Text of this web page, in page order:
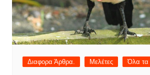
Διαφορα Άρθρα. Μελέτες Όλα τα